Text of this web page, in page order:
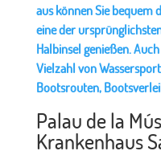
aus können Sie bequem
eine der
Halbinsel genießen.
Vielzahl von
Bootsrouten,
Palau de la
Krankenhaus